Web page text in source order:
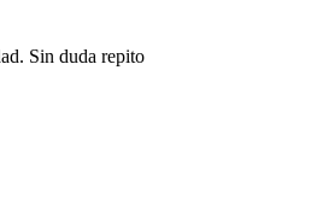
Sin duda repito